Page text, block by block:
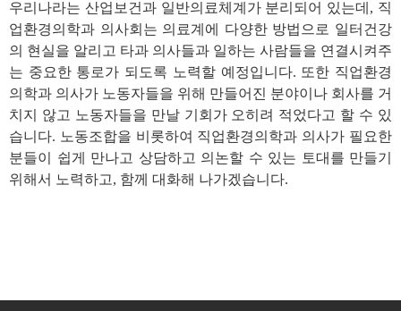
우리나라는 산업보건과 일반의료체계가 분리되어 있는데, 직
업환경의학과 의사회는 의료계에 다양한 방법으로 일터건강
의 현실을 알리고 타과 의사들과 일하는 사람들을 연결시켜주
는 중요한 통로가 되도록 노력할 예정입니다. 또한 직업환경
의학과 의사가 노동자들을 위해 만들어진 분야이나 회사를 거
치지 않고 노동자들을 만날 기회가 오히려 적었다고 할 수 있
습니다. 노동조합을 비롯하여 직업환경의학과 의사가 필요한
분들이 쉽게 만나고 상담하고 의논할 수 있는 토대를 만들기
위해서 노력하고, 함께 대화해 나가겠습니다.